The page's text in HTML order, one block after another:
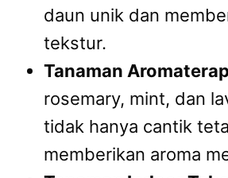
daun unik dan
tekstur.
Tanaman
rosemary, mint, dan
tidak hanya cantik
memberikan aroma